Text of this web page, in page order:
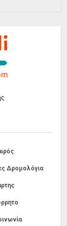
Δρομολόγια